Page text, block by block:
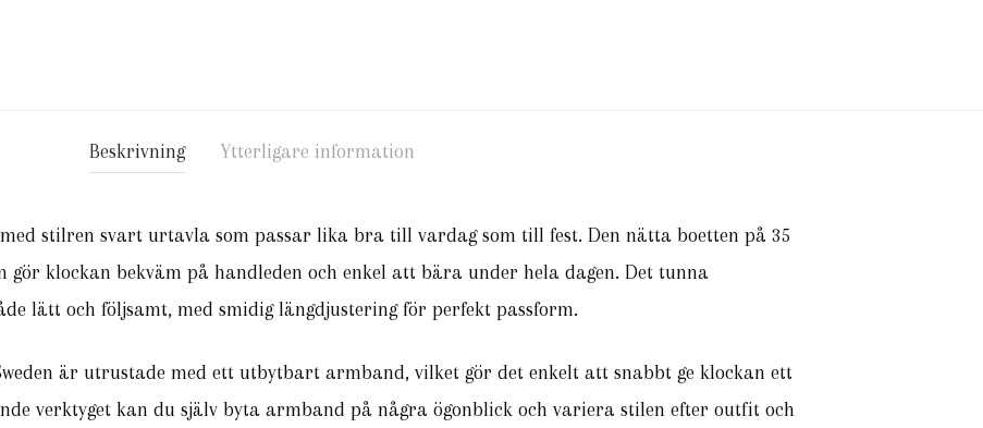
Beskrivning Ytterligare information
stilren svart urtavla som passar lika bra till vardag som till fest. Den nätta boetten på 35
gör klockan bekväm på handleden och enkel att bära under hela dagen. Det tunna
lätt och följsamt, med smidig längdjustering för perfekt passform.
är utrustade med ett utbytbart armband, vilket gör det enkelt att snabbt ge klockan ett
verktyget kan du själv byta armband på några ögonblick och variera stilen efter outfit och